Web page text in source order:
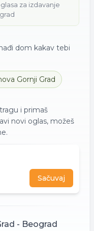
za izdavanje
dom kakav tebi
Gornji Grad
i primaš
novi oglas, možeš
Sačuvaj
- Beograd